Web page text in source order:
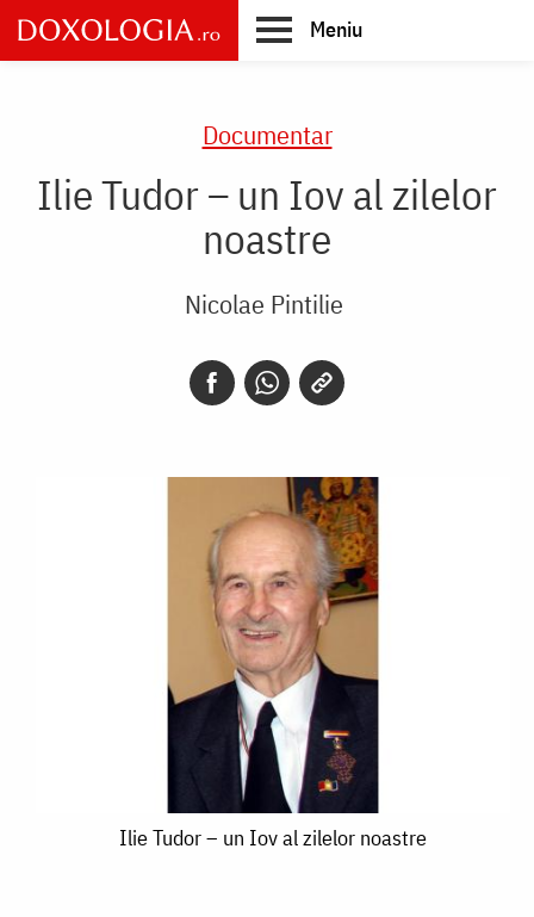
Skip
to
main
Meniu
Documentar
Ilie Tudor – un Iov al zilelor
noastre
Nicolae Pintilie
Ilie Tudor – un Iov al zilelor noastre